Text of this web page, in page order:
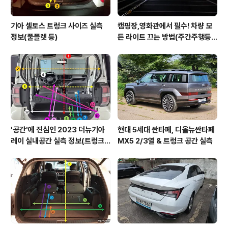
기아 셀토스 트렁크 사이즈 실측
정보(풀플렛 등)
캠핑장,영화관에서 필수! 차량 모
든 라이트 끄는 방법(주간주행등D
'공간'에 진심인 2023 더뉴기아
레이 실내공간 실측 정보(트렁크,
현대 5세대 싼타페, 디올뉴싼타페
MX5 2/3열 & 트렁크 공간 실측